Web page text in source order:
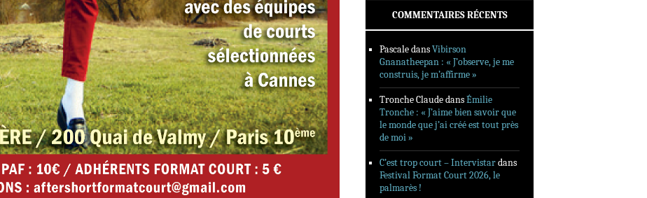
COMMENTAIRES RÉCENTS
PascaledansVibirson
Gnanatheepan : « J’observe, je me
construis, je m’affirme »
Tronche ClaudedansÉmilie
Tronche : « J’aime bien savoir que
le monde que j’ai créé est tout près
de moi »
C’est trop court – Intervistardans
Festival Format Court 2026, le
palmarès !